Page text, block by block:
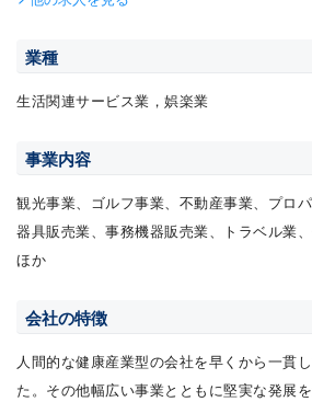
業種
生活関連サービス業，娯楽業
事業内容
観光事業、ゴルフ事業、不動産事業、プロ
器具販売業、事務機器販売業、トラベル業
ほか
会社の特徴
人間的な健康産業型の会社を早くから一貫
た。その他幅広い事業とともに堅実な発展